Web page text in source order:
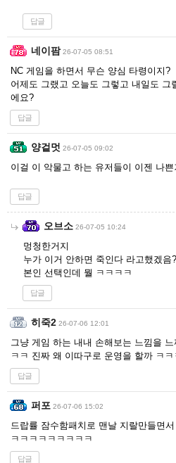
답글
네이팜 26-07-05 08:51
NC 게임을 하면서 무슨 양심 타령이지?
어제도 그랬고 오늘도 그렇고 내일도 그
에요?
답글
양겉멋 26-07-05 09:02
이걸 이 악물고 하는 유저들이 이젠 나쁜
답글
오브소 26-07-05 10:24
멍청한거지
누가 이거 안하면 죽인다 라고했겠음?
본인 선택인데 뭘 ㅋㅋㅋㅋ
답글
히죽2 26-07-06 12:01
그냥 게임 하는 내내 손해보는 느낌을
ㅋㅋ 진짜 왜 이따구로 운영을 할까 ㅋㅋ
답글
퍼포 26-07-06 15:02
드랍률 잠수함패치로 맨날 지랄만들면
ㅋㅋㅋㅋㅋㅋㅋㅋㅋ
답글